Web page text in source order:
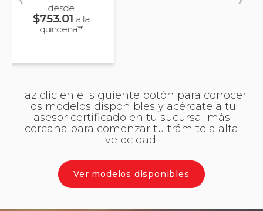
Haz clic en el siguiente botón para conocer
los modelos disponibles y acércate a tu
asesor certificado en tu sucursal más
cercana para comenzar tu trámite a alta
velocidad.
Ver modelos disponibles